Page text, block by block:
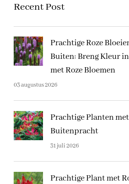
Recent Post
Prachtige Roze
Buiten: Breng Kleur
met Roze Bloemen
03 augustus 2026
Prachtige Planten
Buitenpracht
31 juli 2026
Prachtige Plant met